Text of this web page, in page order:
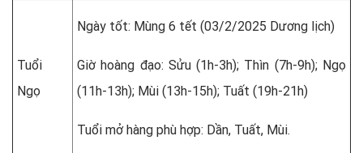
Tuổi
Ngọ
Ngày tốt: Mùng 6 tết (03/2/2025 Dương lịch)
Giờ hoàng đạo: Sửu (1h-3h); Thìn (7h-9h); Ngọ
(11h-13h); Mùi (13h-15h); Tuất (19h-21h)
Tuổi mở hàng phù hợp: Dần, Tuất, Mùi.